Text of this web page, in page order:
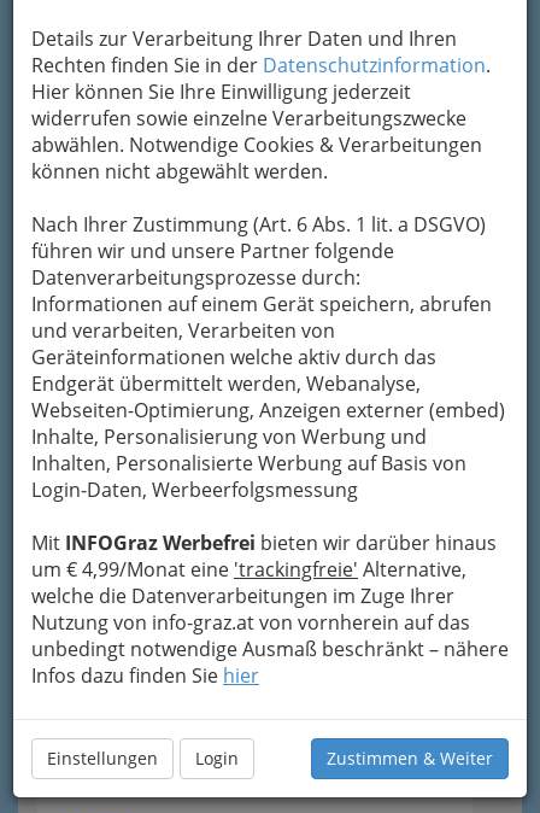
Details zur Verarbeitung Ihrer Daten und Ihren
Rechten finden Sie in der Datenschutzinformation.
Hier können Sie Ihre Einwilligung jederzeit
widerrufen sowie einzelne Verarbeitungszwecke
abwählen. Notwendige Cookies & Verarbeitungen
können nicht abgewählt werden.
Nach Ihrer Zustimmung (Art. 6 Abs. 1 lit. a DSGVO)
führen wir und unsere Partner folgende
Datenverarbeitungsprozesse durch:
Informationen auf einem Gerät speichern, abrufen
und verarbeiten, Verarbeiten von
Geräteinformationen welche aktiv durch das
Endgerät übermittelt werden, Webanalyse,
Webseiten-Optimierung, Anzeigen externer (embed)
Inhalte, Personalisierung von Werbung und
Inhalten, Personalisierte Werbung auf Basis von
Login-Daten, Werbeerfolgsmessung
Mit INFOGraz Werbefrei bieten wir darüber hinaus
um € 4,99/Monat eine 'trackingfreie' Alternative,
welche die Datenverarbeitungen im Zuge Ihrer
Nutzung von info-graz.at von vornherein auf das
unbedingt notwendige Ausmaß beschränkt – nähere
Infos dazu finden Sie hier
Einstellungen Login Zustimmen & Weiter
Betreuung & Wohnen
Tagesmutter Graz und
Betreuung
Horte für Kinder in Graz und
Umgebung
Kindergärten
Kinderkrippen
Studentenheim
Seniorenheime - Pflegeheime
Heimhilfe und
Hauskrankenpflege